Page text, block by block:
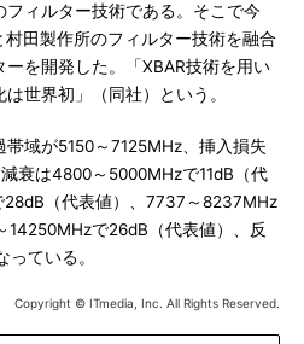
ィルター技術である。そこで今
田製作所のフィルター技術を融合
を開発した。「XBAR技術を用い
世界初」（同社）という。
域が5150～7125MHz、挿入損失
衰は4800～5000MHzで11dB（代
（代表値）、7737～8237MHz
14250MHzで26dB（代表値）、反
ている。
Copyright © ITmedia, Inc. All Rights Reserved.